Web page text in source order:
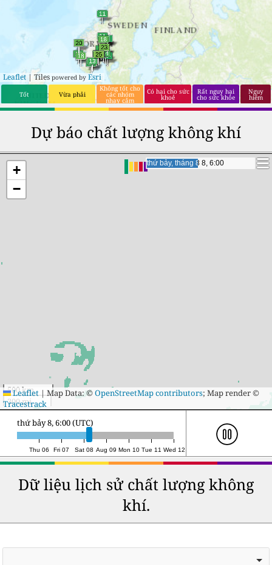
Leaflet | Tiles powered by Esri
Tốt Vừa phải
Không tốt cho
các nhóm
nhạy cảm
Có hại cho sức
khoẻ
Rất nguy hại
cho sức khỏe
Nguy
hiểm
Dự báo chất lượng không khí
chủ nhật, tháng 8 9, 3:00
chủ nhật, tháng 8 9, 3:00
+
−
500 km
300 mi
Leaflet|Map Data: ©OpenStreetMap contributors; Map render ©
Tracestrack
Thu 06 Fri 07 Sat 08 Aug 09 Mon 10 Tue 11 Wed 12
chủ nhật 9, 3:00 (UTC)
Dữ liệu lịch sử chất lượng không
khí.